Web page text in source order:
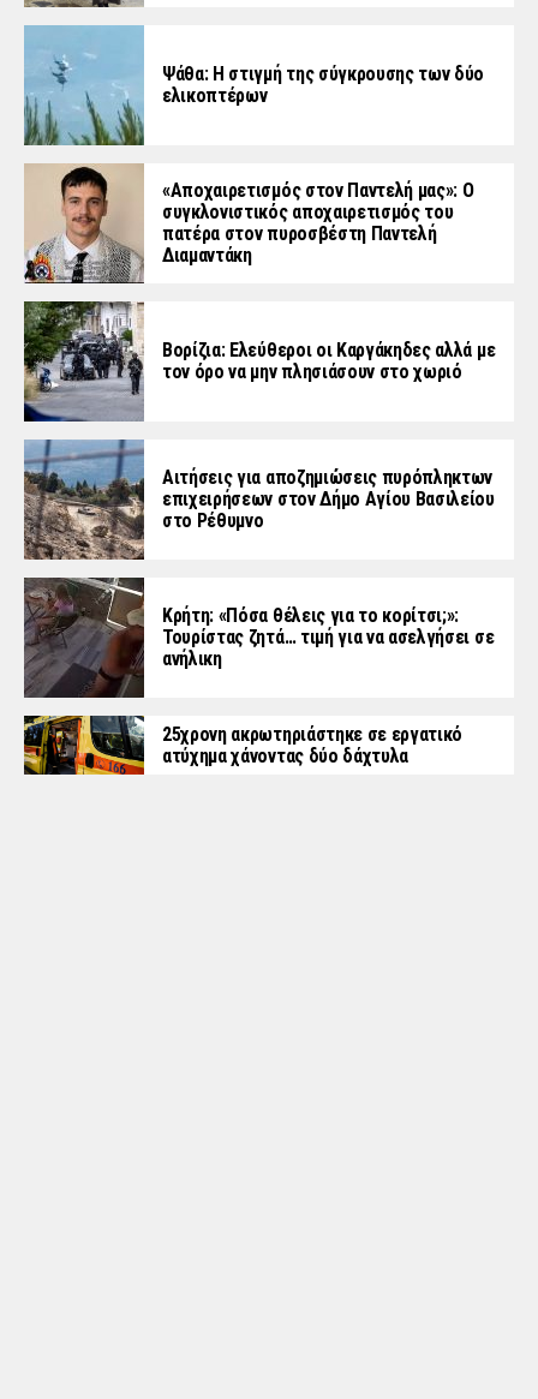
Ψάθα: Η στιγμή της σύγκρουσης των δύο
ελικοπτέρων
«Aποχαιρετισμός στον Παντελή μας»: Ο
συγκλονιστικός αποχαιρετισμός του
πατέρα στον πυροσβέστη Παντελή
Διαμαντάκη
Βορίζια: Ελεύθεροι οι Καργάκηδες αλλά με
τον όρο να μην πλησιάσουν στο χωριό
Αιτήσεις για αποζημιώσεις πυρόπληκτων
επιχειρήσεων στον Δήμο Αγίου Βασιλείου
στο Ρέθυμνο
Κρήτη: «Πόσα θέλεις για το κορίτσι;»:
Τουρίστας ζητά… τιμή για να ασελγήσει σε
ανήλικη
25χρονη ακρωτηριάστηκε σε εργατικό
ατύχημα χάνοντας δύο δάχτυλα